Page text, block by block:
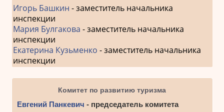
Игорь Башкин - заместитель начальника
инспекции
Мария Булгакова - заместитель начальника
инспекции
Екатерина Кузьменко - заместитель начальника
инспекции
Комитет по развитию туризма
Евгений Панкевич - председатель комитета